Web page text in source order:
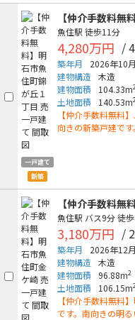
一戸建て
新築
【仲介手数料無
魚住駅 徒歩11分
4,280万円 /
築年月
2026年10月
建物構造 木造
建物面積
104.33m
土地面積 140.53m
【仲介手数料無料
向きの新築戸建で
【仲介手数料無
魚住駅 バス9分徒
3,180万円 /
築年月
2026年12月
建物構造 木造
建物面積
96.88m2
土地面積 106.15m
【仲介手数料無料
です。南向きの明